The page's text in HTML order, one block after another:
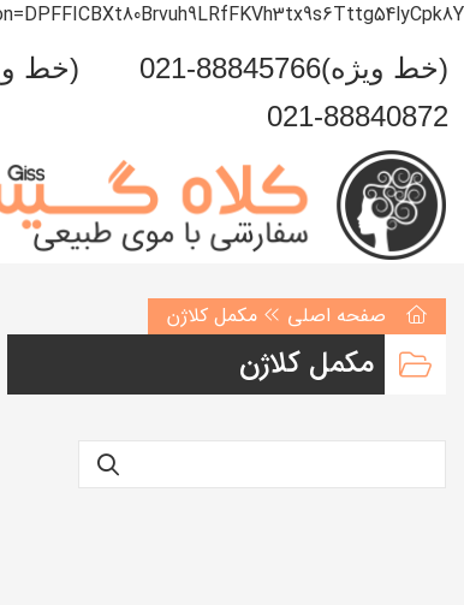
021-88845766(خط ویژه)
0993-999-5456(خط ویژه)
021-88840872
صفحه اصلی مکمل کلاژن
مکمل کلاژن